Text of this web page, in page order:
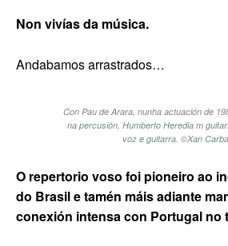
Non vivías da música.
Andabamos arrastrados…
Con Pau de Arara, nunha actuación de
na percusión, Humberto Heredia m
voz e guitarra. ©Xan
O repertorio voso foi pioneiro ao
do Brasil e tamén máis adiante
conexión intensa con Portugal no